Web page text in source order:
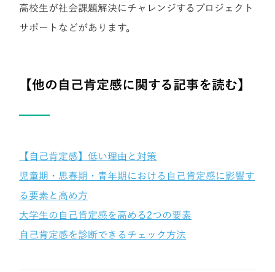
高校生が社会課題解決にチャレンジするプロジェクト
サポートなどがあります。
【他の自己肯定感に関する記事を読む】
【自己肯定感】低い理由と対策
児童期・思春期・青年期における自己肯定感に影響す
る要素と高め方
大学生の自己肯定感を高める2つの要素
自己肯定感を診断できるチェック方法